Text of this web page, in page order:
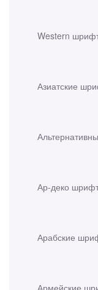
Western
Азиатские
Ар-деко
Арабские
Армейские